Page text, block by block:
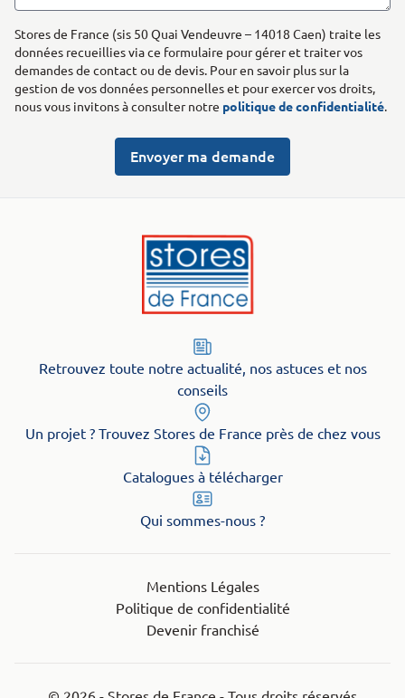
Stores de France (sis 50 Quai Vendeuvre – 14018 Caen) traite les
données recueillies via ce formulaire pour gérer et traiter vos
demandes de contact ou de devis. Pour en savoir plus sur la
gestion de vos données personnelles et pour exercer vos droits,
nous vous invitons à consulter notre politique de confidentialité.
Envoyer ma demande
Retrouvez toute notre actualité, nos astuces et nos
conseils
Un projet ? Trouvez Stores de France près de chez vous
Catalogues à télécharger
Qui sommes-nous ?
Mentions Légales
Politique de confidentialité
Devenir franchisé